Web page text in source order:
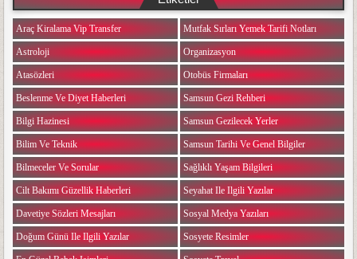
Araç Kiralama Vip Transfer
Astroloji
Atasözleri
Beslenme Ve Diyet Haberleri
Bilgi Hazinesi
Bilim Ve Teknik
Bilmeceler Ve Sorular
Cilt Bakımı Güzellik Haberleri
Davetiye Sözleri Mesajları
Doğum Günü Ile Ilgili Yazılar
Mutfak Sırları Yemek Tarifi Notları
Organizasyon
Otobüs Firmaları
Samsun Gezi Rehberi
Samsun Gezilecek Yerler
Samsun Tarihi Ve Genel Bilgiler
Sağlıklı Yaşam Bilgileri
Seyahat Ile Ilgili Yazılar
Sosyal Medya Yazıları
Sosyete Resimler